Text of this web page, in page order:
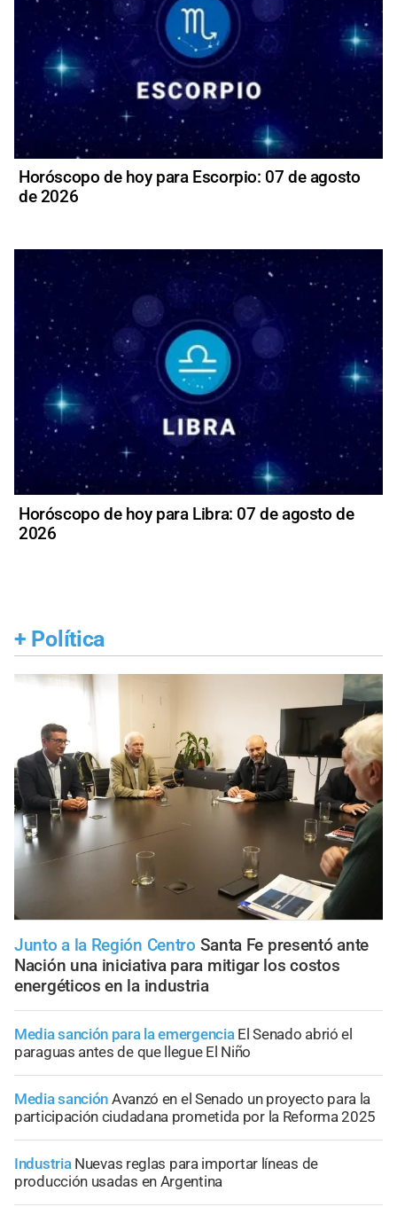
Horóscopo de hoy para Escorpio: 07 de agosto
de 2026
Horóscopo de hoy para Libra: 07 de agosto de
2026
+ Política
Junto a la Región Centro Santa Fe presentó ante
Nación una iniciativa para mitigar los costos
energéticos en la industria
Media sanción para la emergencia El Senado abrió el
paraguas antes de que llegue El Niño
Media sanción Avanzó en el Senado un proyecto para la
participación ciudadana prometida por la Reforma 2025
Industria Nuevas reglas para importar líneas de
producción usadas en Argentina